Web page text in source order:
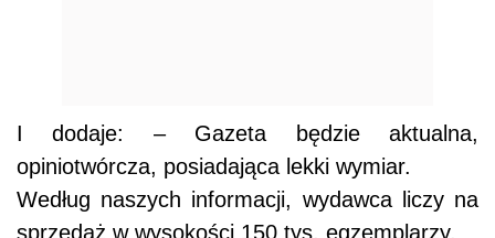
I dodaje: – Gazeta będzie aktualna,
opiniotwórcza, posiadająca lekki wymiar.
Według naszych informacji, wydawca liczy na
sprzedaż w wysokości 150 tys. egzemplarzy.